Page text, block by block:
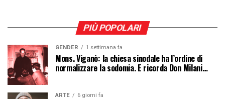
PIÙ POPOLARI
GENDER 1 settimana fa
Mons. Viganò: la chiesa sinodale ha l’ordine di
normalizzare la sodomia. E ricorda Don Milani…
ARTE 6 giorni fa